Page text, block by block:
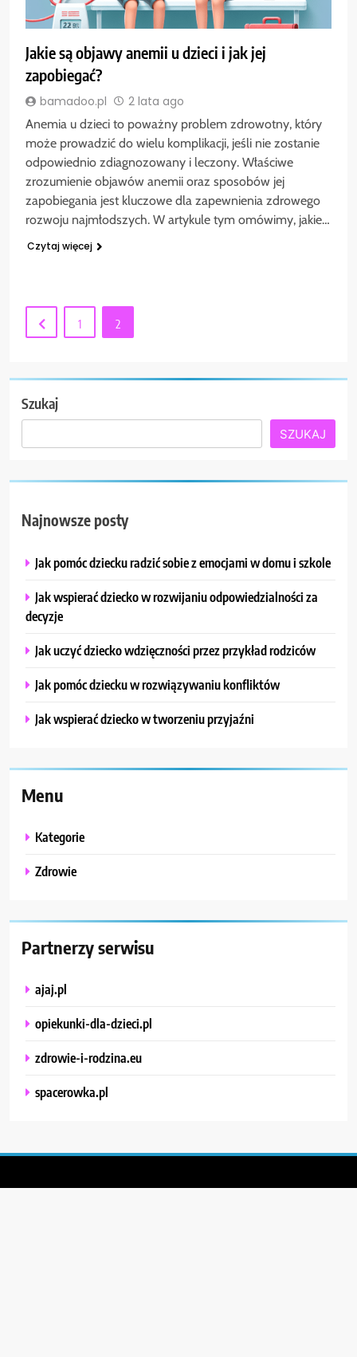
Jakie są objawy anemii u dzieci i jak jej
zapobiegać?
bamadoo.pl 2 lata ago
Anemia u dzieci to poważny problem zdrowotny, który
może prowadzić do wielu komplikacji, jeśli nie zostanie
odpowiednio zdiagnozowany i leczony. Właściwe
zrozumienie objawów anemii oraz sposobów jej
zapobiegania jest kluczowe dla zapewnienia zdrowego
rozwoju najmłodszych. W artykule tym omówimy, jakie…
Czytaj więcej
1 2
Szukaj
SZUKAJ
Najnowsze posty
Jak pomóc dziecku radzić sobie z emocjami w domu i szkole
Jak wspierać dziecko w rozwijaniu odpowiedzialności za
decyzje
Jak uczyć dziecko wdzięczności przez przykład rodziców
Jak pomóc dziecku w rozwiązywaniu konfliktów
Jak wspierać dziecko w tworzeniu przyjaźni
Menu
Kategorie
Zdrowie
Partnerzy serwisu
ajaj.pl
opiekunki-dla-dzieci.pl
zdrowie-i-rodzina.eu
spacerowka.pl